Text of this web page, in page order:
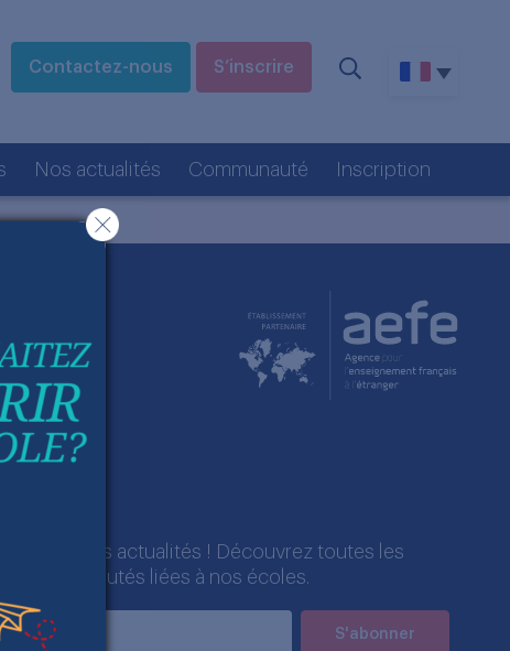
Contactez-nous S’inscrire
Nos actualités Communauté Inscription
de nos actualités ! Découvrez toutes les
et nouveautés liées à nos écoles.